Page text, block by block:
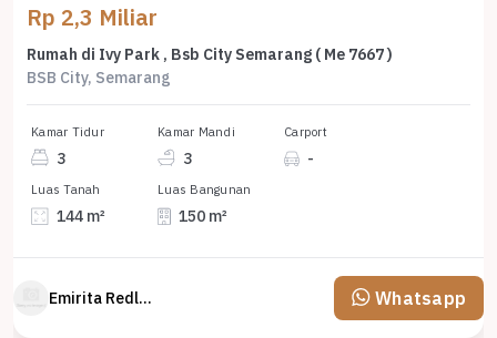
Rp 2,3 Miliar
Rumah di Ivy Park , Bsb City Semarang ( Me 7667 )
BSB City, Semarang
Kamar Tidur
3
Kamar Mandi
3
Carport
-
Luas Tanah
144 m²
Luas Bangunan
150 m²
Emirita Redland Whatsapp